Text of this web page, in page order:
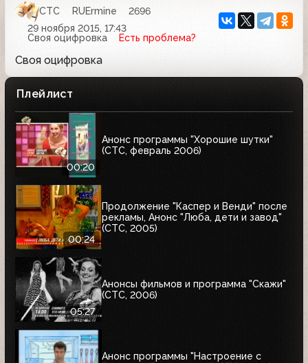
СТС RUErmine
2696
29 ноября 2015, 17:43
Своя оцифровка
Есть проблема?
Своя оцифровка
Плейлист
00:20
Анонс программы "Хорошие шутки"
(СТС, февраль 2006)
00:24
Продолжение "Каспер и Венди" после
рекламы, Анонс "Люба, дети и завод"
(СТС, 2005)
05:27
Анонсы фильмов и программа "Скажи"
(СТС, 2006)
Анонс программы "Настроение с